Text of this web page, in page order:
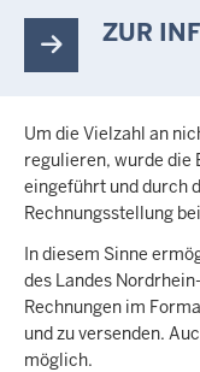
ZUR
Um die Vielzahl an
regulieren, wurde
eingeführt und durch
Rechnungsstellung
In diesem Sinne
des Landes
Rechnungen im
und zu versenden.
möglich.